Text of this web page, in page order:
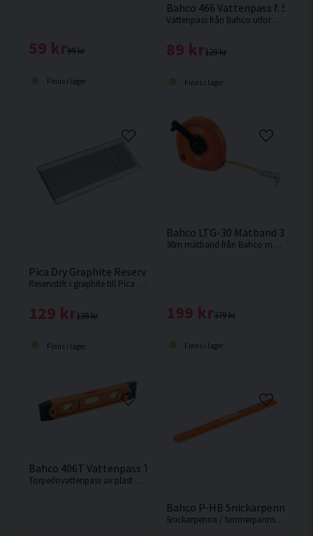
99 kr
59 kr
Finns i lager
Bahco 466 Vattenpass f.
Vattenpass från Bahco utformat för stolpmontage.
129 kr
89 kr
Finns i lager
Pica Dry Graphite Reservstift 10st
Reservstift i graphite till Pica Dry.
139 kr
129 kr
Finns i lager
Bahco LTG-30 Mätband 30m
30m mätband från Bahco med stålband och bältesklämma.
379 kr
199 kr
Finns i lager
Bahco 406T Vattenpass Torpedo Plast 225mm
Torpedovattenpass av plast på 225mm från Bahco.
Bahco P-HB Snickarpenna
Snickarpenna / timmerpannspenna från Bahco.